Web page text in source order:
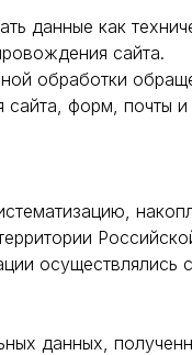
данные как
сайта.
обработки
сайта, форм, почты и
осуществлялись с
данных,